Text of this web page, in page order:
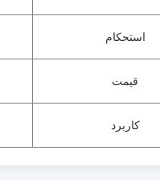
استحکام
قیمت
کاربرد